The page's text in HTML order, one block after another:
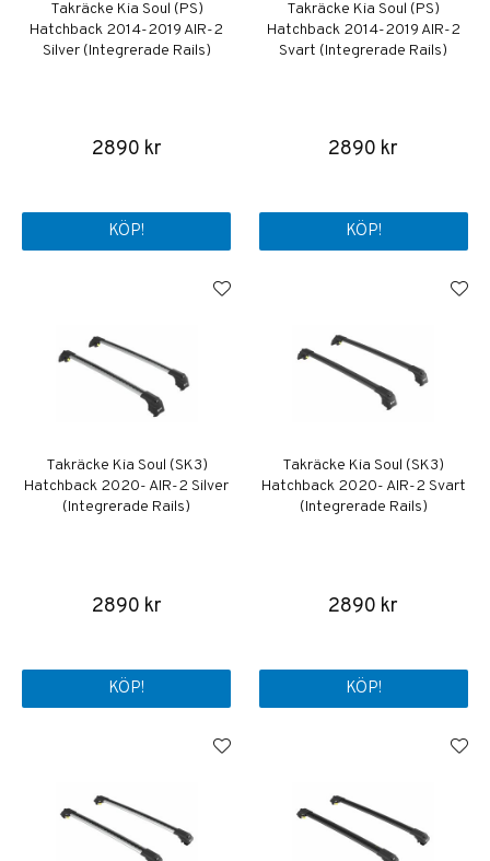
Takräcke Kia Soul (PS)
Hatchback 2014-2019 AIR-2
Silver (Integrerade Rails)
2890 kr
KÖP!
Takräcke Kia Soul (PS)
Hatchback 2014-2019 AIR-2
Svart (Integrerade Rails)
2890 kr
KÖP!
Takräcke Kia Soul (SK3)
Hatchback 2020- AIR-2 Silver
(Integrerade Rails)
2890 kr
KÖP!
Takräcke Kia Soul (SK3)
Hatchback 2020- AIR-2 Svart
(Integrerade Rails)
2890 kr
KÖP!